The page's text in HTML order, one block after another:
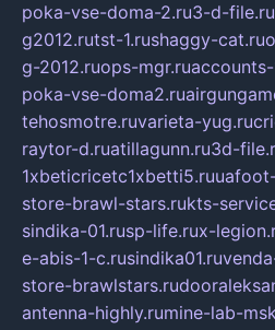
poka-vse-doma-2.ru3-d-file.ru
g2012.rutst-1.rushaggy-cat.ru
g-2012.ruops-mgr.ruaccounts-
poka-vse-doma2.ru
tehosmotre.ruvarieta-yug.ru
raytor-d.ruatillagunn.ru3d-
1xbeticricetc1xbetti5.ru
store-brawl-stars.rukts-
sindika-01.rusp-life.rux-
e-abis-1-c.rusindika01.ru
store-brawlstars.ru
antenna-highly.rumine-lab-